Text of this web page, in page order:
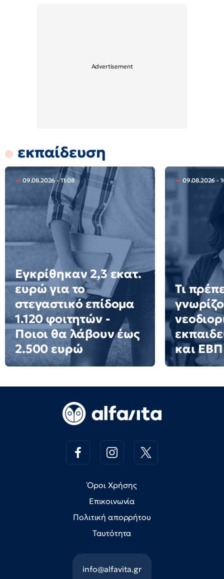
εκπαίδευση
09.08.2026 - 11:08
Εγκρίθηκαν 2,3 εκατ.
ευρώ για το
στεγαστικό επίδομα
1.120 φοιτητών -
Ποιοι θα λάβουν έως
2.500 ευρώ
09.08.2026 -
Τι
και ΕΒΠ
Όροι Χρήσης
Επικοινωνία
Πολιτική απορρήτου
Ταυτότητα
info@alfavita.gr